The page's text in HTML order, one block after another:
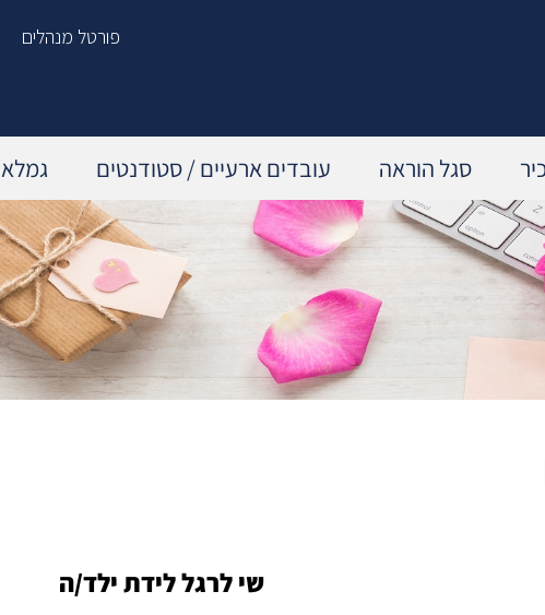
פורטל מנהלים
תכנית הדרכה שנתית
עדכון מקצועי – מהנדסים 21'
פיתוח מנהלים
הפסקת עבודה ביוזמת העובד/ת
הפסקת עבודה ביוזמת המעסיק
לאחר סיום העסקה
סגל הוראה עובדים ארעיים / סטודנטים
שי לרגל לידת ילד/ה